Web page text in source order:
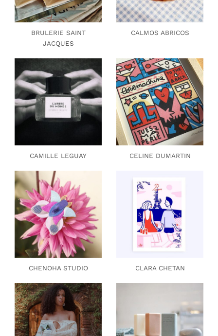
BRULERIE SAINT
JACQUES
CALMOS ABRICOS
CAMILLE LEGUAY CELINE DUMARTIN
CHENOHA STUDIO CLARA CHETAN